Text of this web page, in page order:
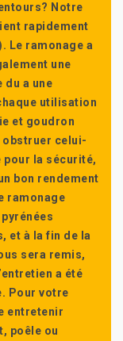
Notre
rapidement
Le ramonage a
une
du a une
utilisation
et goudron
obstruer celui-
pour la sécurité,
bon rendement
ramonage
et à la fin de la
sera remis,
a été
Pour votre
entretenir
poêle ou